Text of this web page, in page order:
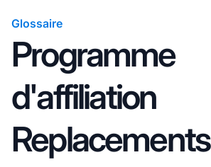
Glossaire
Programme
d'affiliation
Replacements